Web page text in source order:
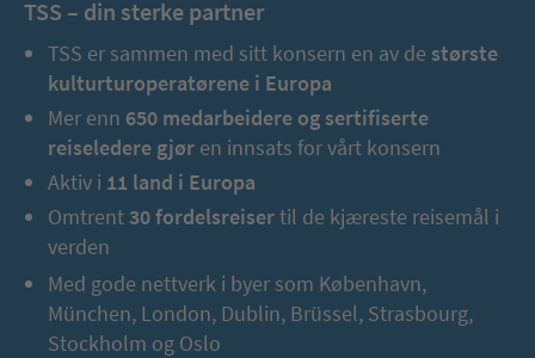
TSS – din sterke partner
TSS er sammen med sitt konsern en av de største
kulturturoperatørene i Europa
Mer enn 650 medarbeidere og sertifiserte
reiseledere gjør en innsats for vårt konsern
Aktiv i 11 land i Europa
Omtrent 30 fordelsreisertil de kjæreste reisemål i
verden
Med gode nettverk i byer som København,
München, London, Dublin, Brüssel, Strasbourg,
Stockholm og Oslo